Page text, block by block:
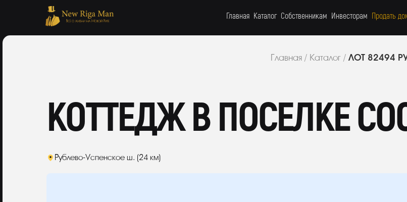
Главная Каталог Собственникам Инвесторам Продать
Главная/ Каталог/ ЛОТ 82494
КОТТЕДЖ В ПОСЕЛКЕ
Рублево-Успенское ш. (24 км)